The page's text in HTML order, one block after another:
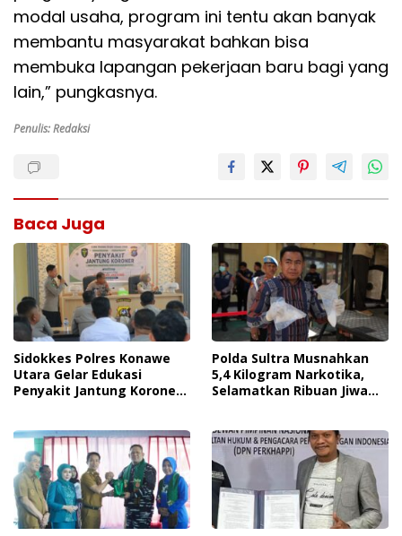
modal usaha, program ini tentu akan banyak
membantu masyarakat bahkan bisa
membuka lapangan pekerjaan baru bagi yang
lain,” pungkasnya.
Penulis: Redaksi
Baca Juga
Sidokkes Polres Konawe
Utara Gelar Edukasi
Penyakit Jantung Koroner,
Hidup Sehat
Polda Sultra Musnahkan
5,4 Kilogram Narkotika,
Selamatkan Ribuan Jiwa